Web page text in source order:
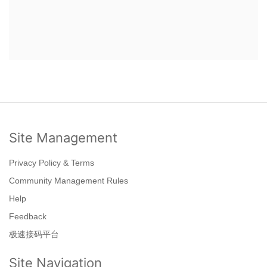
Site Management
Privacy Policy & Terms
Community Management Rules
Help
Feedback
极速接码平台
Site Navigation